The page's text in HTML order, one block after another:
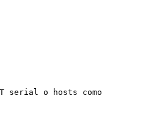
serial o hosts como